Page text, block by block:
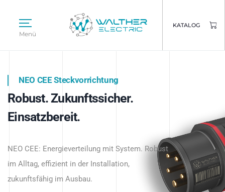
Menü
KATALOG
Intelligente Stromverteilung
beginnt hier.
NEO CEE Steckvorrichtung
Robust. Zukunftssicher.
Einsatzbereit.
NEO CEE: Energieverteilung mit System. Robust
im Alltag, effizient in der Installation,
zukunftsfähig im Ausbau.
Intelligenz trifft Energie.
Anwendungen – robust, IP-geschützt und
zukunftsfähig.